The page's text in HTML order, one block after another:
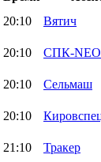
20:10 Вятич
20:10 СПК-
20:10 Сельмаш
20:10
21:10 Тракер